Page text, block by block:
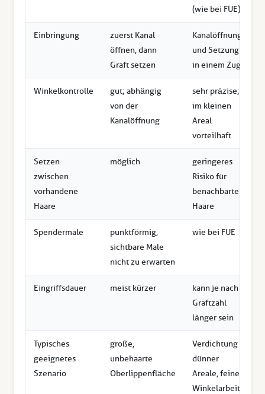
(wie bei FUE)
Einbringung
zuerst Kanal
öffnen, dann
Graft setzen
Kanalöffnung
und Setzung
in einem Zug
Winkelkontrolle
gut; abhängig
von der
Kanalöffnung
sehr präzise;
im kleinen
Areal
vorteilhaft
Setzen
zwischen
vorhandene
Haare
möglich
geringeres
Risiko für
benachbarte
Haare
Spendermale
punktförmig,
sichtbare Male
nicht zu erwarten
wie bei FUE
Eingriffsdauer meist kürzer
kann je nach
Graftzahl
länger sein
Typisches
geeignetes
Szenario
große,
unbehaarte
Oberlippenfläche
Verdichtung
dünner
Areale, feine
Winkelarbeit